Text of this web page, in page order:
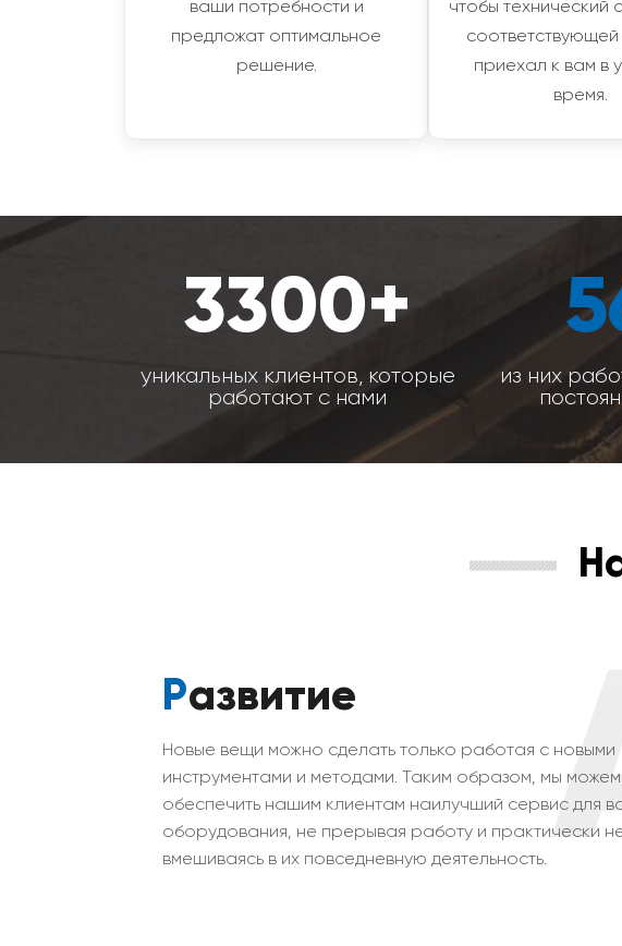
ваши потребности и
предложат оптимальное
решение.
чтобы технический
соответствующей
приехал к вам в
время.
3300+
уникальных клиентов, которые
работают с нами
из них
Развитие
Новые вещи можно сделать только работая с новыми
инструментами и методами. Таким образом, мы можем
обеспечить нашим клиентам наилучший сервис для
оборудования, не прерывая работу и практически
вмешиваясь в их повседневную деятельность.